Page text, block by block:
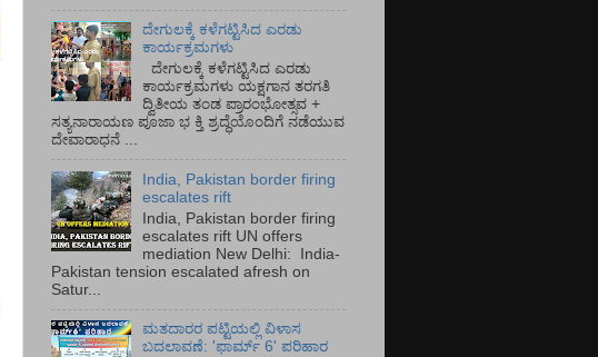
ದೇಗುಲಕ್ಕೆ ಕಳೆಗಟ್ಟಿಸಿದ ಎರಡು
ಕಾರ್ಯಕ್ರಮಗಳು
ದೇಗುಲಕ್ಕೆ ಕಳೆಗಟ್ಟಿಸಿದ ಎರಡು
ಕಾರ್ಯಕ್ರಮಗಳು ಯಕ್ಷಗಾನ ತರಗತಿ
ದ್ವಿತೀಯ ತಂಡ ಪ್ರಾರಂಭೋತ್ಸವ +
ಸತ್ಯನಾರಾಯಣ ಪೂಜಾ ಭ ಕ್ತಿ ಶ್ರದ್ಧೆಯೊಂದಿಗೆ ನಡೆಯುವ
ದೇವಾರಾಧನೆ ...
India, Pakistan border firing
escalates rift
India, Pakistan border firing
escalates rift UN offers
mediation New Delhi: India-
Pakistan tension escalated afresh on
Satur...
ಮತದಾರರ ಪಟ್ಟಿಯಲ್ಲಿ ವಿಳಾಸ
ಬದಲಾವಣೆ: 'ಫಾರ್ಮ್ 6' ಪರಿಹಾರ